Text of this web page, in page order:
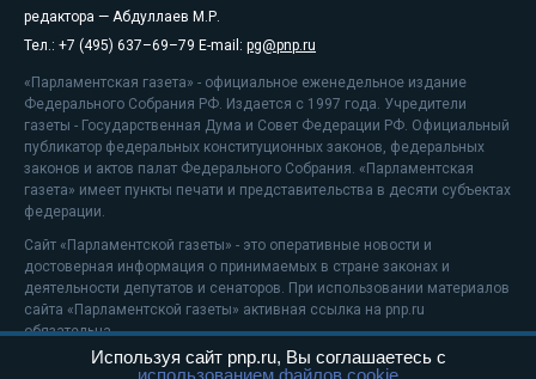
редактора — Абдуллаев М.Р.
Тел.: +7 (495) 637–69–79 E-mail: pg@pnp.ru
«Парламентская газета» - официальное еженедельное издание
Федерального Собрания РФ. Издается с 1997 года. Учредители
газеты - Государственная Дума и Совет Федерации РФ. Официальный
публикатор федеральных конституционных законов, федеральных
законов и актов палат Федерального Собрания. «Парламентская
газета» имеет пункты печати и представительства в десяти субъектах
федерации.
Сайт «Парламентской газеты» - это оперативные новости и
достоверная информация о принимаемых в стране законах и
деятельности депутатов и сенаторов. При использовании материалов
сайта «Парламентской газеты» активная ссылка на pnp.ru
обязательна.
На информационном ресурсе применяютсярекомендательные
Используя сайт pnp.ru, Вы соглашаетесь с
использованием файлов cookie